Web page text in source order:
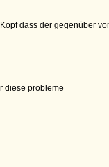
dass der gegenüber
diese probleme